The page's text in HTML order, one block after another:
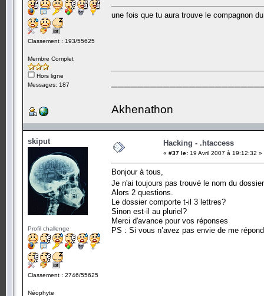
Classement : 193/55625
Membre Complet
Hors ligne
Messages: 187
une fois que tu aura trouve le compagnon
Akhenathon
skiput
Profil challenge
Classement : 2746/55625
Néophyte
Hacking - .htaccess
« #37 le: 19 Avril 2007 à 19:12:32 »
Bonjour à tous,
Je n'ai toujours pas trouvé le nom du
Alors 2 questions.
Le dossier comporte t-il 3 lettres?
Sinon est-il au pluriel?
Merci d'avance pour vos réponses
PS : Si vous n’avez pas envie de me